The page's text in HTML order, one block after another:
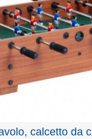
calcetto da